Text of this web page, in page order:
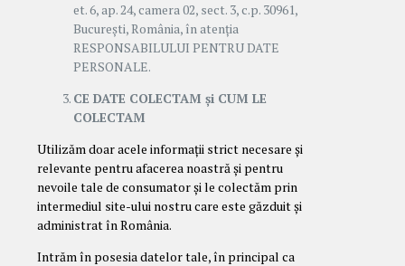
et. 6, ap. 24, camera 02, sect. 3, c.p. 30961,
București, România, în atenția
RESPONSABILULUI PENTRU DATE
PERSONALE.
CE DATE COLECTAM și CUM LE
COLECTAM
Utilizăm doar acele informații strict necesare și
relevante pentru afacerea noastră și pentru
nevoile tale de consumator și le colectăm prin
intermediul site-ului nostru care este găzduit și
administrat în România.
Intrăm în posesia datelor tale, în principal ca